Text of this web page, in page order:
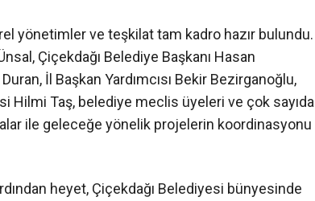
yönetimler ve teşkilat tam kadro hazır bulundu.
Çiçekdağı Belediye Başkanı Hasan
İl Başkan Yardımcısı Bekir Bezirganoğlu,
Hilmi Taş, belediye meclis üyeleri ve çok sayıda
ile geleceğe yönelik projelerin koordinasyonu
heyet, Çiçekdağı Belediyesi bünyesinde